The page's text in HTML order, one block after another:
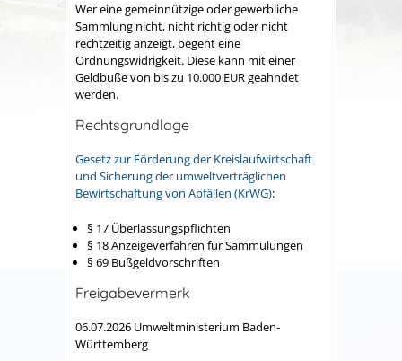
Wer eine gemeinnützige oder gewerbliche
Sammlung nicht, nicht richtig oder nicht
rechtzeitig anzeigt, begeht eine
Ordnungswidrigkeit. Diese kann mit einer
Geldbuße von bis zu 10.000 EUR geahndet
werden.
Rechtsgrundlage
Gesetz zur Förderung der Kreislaufwirtschaft
und Sicherung der umweltverträglichen
Bewirtschaftung von Abfällen (KrWG):
§ 17 Überlassungspflichten
§ 18 Anzeigeverfahren für Sammulungen
§ 69 Bußgeldvorschriften
Freigabevermerk
06.07.2026 Umweltministerium Baden-
Württemberg